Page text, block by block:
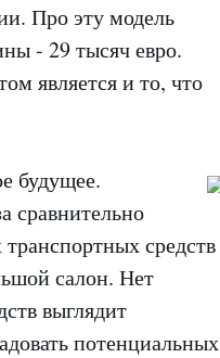
Про эту модель
- 29 тысяч евро.
является и то, что
будущее.
сравнительно
средств
салон. Нет
выглядит
потенциальных